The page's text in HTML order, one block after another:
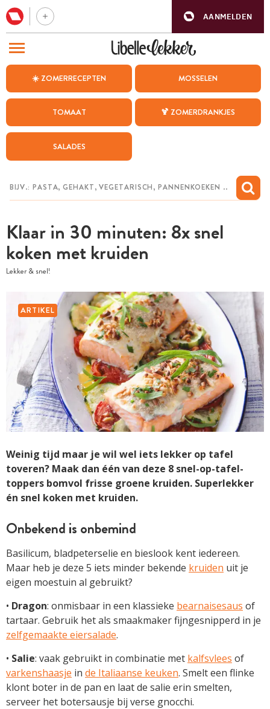
AANMELDEN
☀️ ZOMERRECEPTEN MOSSELEN
TOMAAT 🍹 ZOMERDRANKJES
SALADES
Klaar in 30 minuten: 8x snel
koken met kruiden
Lekker & snel!
ARTIKEL
Weinig tijd maar je wil wel iets lekker op tafel
toveren? Maak dan één van deze 8 snel-op-tafel-
toppers bomvol frisse groene kruiden. Superlekker
én snel koken met kruiden.
Onbekend is onbemind
Basilicum, bladpeterselie en bieslook kent iedereen.
Maar heb je deze 5 iets minder bekende kruiden uit je
eigen moestuin al gebruikt?
• Dragon: onmisbaar in een klassieke bearnaisesaus of
tartaar. Gebruik het als smaakmaker fijngesnipperd in je
zelfgemaakte eiersalade.
• Salie: vaak gebruikt in combinatie met kalfsvlees of
varkenshaasje in de Italiaanse keuken. Smelt een flinke
klont boter in de pan en laat de salie erin smelten,
serveer het botersausje bij verse gnocchi.
BEZOEK ONZE ANDERE WEBSITES
WEEKMENU
CHAT MET MAIA
MIJN BEWAARDE RECEPTEN